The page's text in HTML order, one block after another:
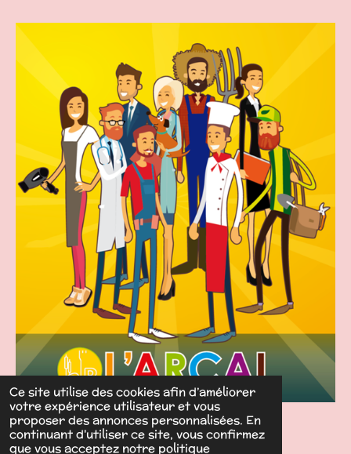
Ce site utilise des cookies afin d’améliorer
votre expérience utilisateur et vous
proposer des annonces personnalisées. En
continuant d'utiliser ce site, vous confirmez
que vous acceptez notre politique
e
b
o
o
t
a
m
T
t
A
©2025 Le tiroir de la Fée...